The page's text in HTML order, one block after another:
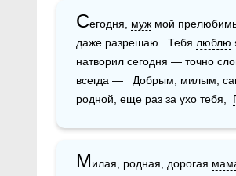
Сегодня, муж мой
даже разрешаю.  Тебя люблю
натворил сегодня — точно
всегда —   Добрым, милым,
родной, еще раз за ухо тебя,
Милая, родная, дорогая